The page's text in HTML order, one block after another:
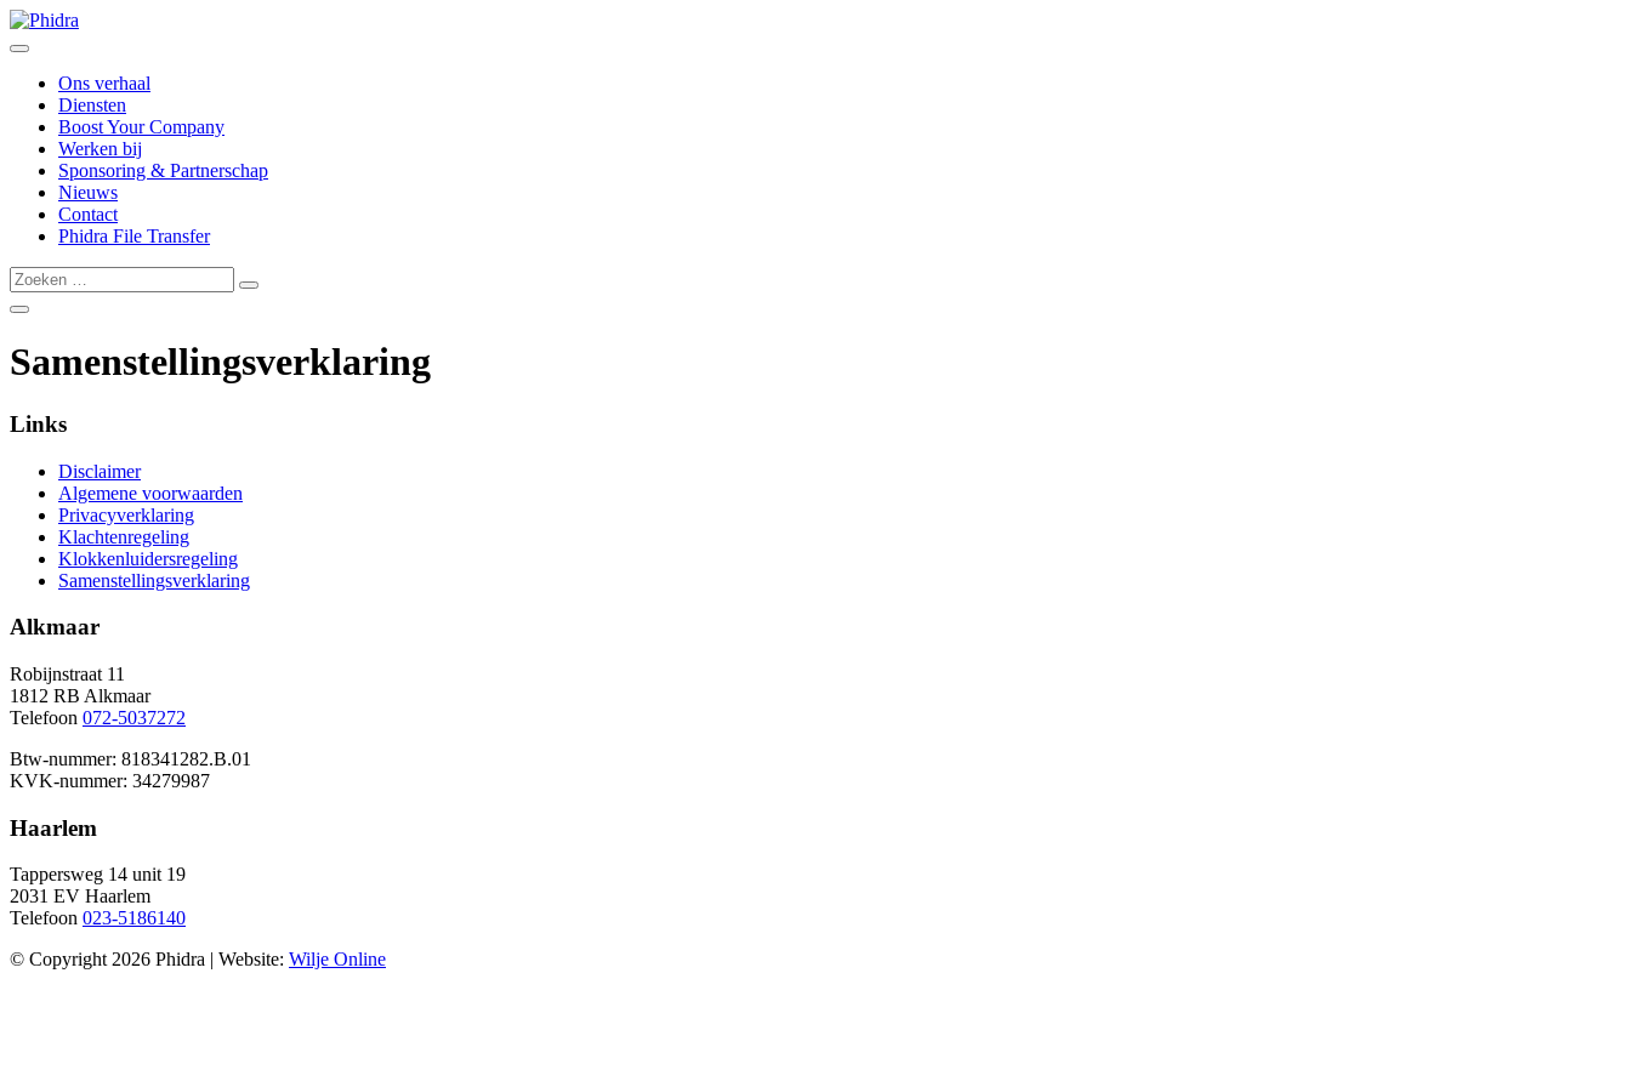
Ons verhaal
Diensten
Boost Your Company
Werken bij
Sponsoring & Partnerschap
Nieuws
Contact
Phidra File Transfer
Samenstellingsverklaring
Links
Disclaimer
Algemene voorwaarden
Privacyverklaring
Klachtenregeling
Klokkenluidersregeling
Samenstellingsverklaring
Alkmaar
Robijnstraat 11
1812 RB Alkmaar
Telefoon 072-5037272
Btw-nummer: 818341282.B.01
KVK-nummer: 34279987
Haarlem
Tappersweg 14 unit 19
2031 EV Haarlem
Telefoon 023-5186140
© Copyright 2026 Phidra | Website: Wilje Online